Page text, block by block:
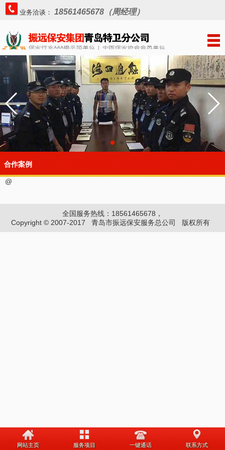
业务洽谈： 18561465678（周经理）
合作案例
@
全国服务热线：18561465678，
Copyright © 2007-2017 青岛市振远保安服务总公司 版权所有
网站主页 服务项目 一键通话 联系方式